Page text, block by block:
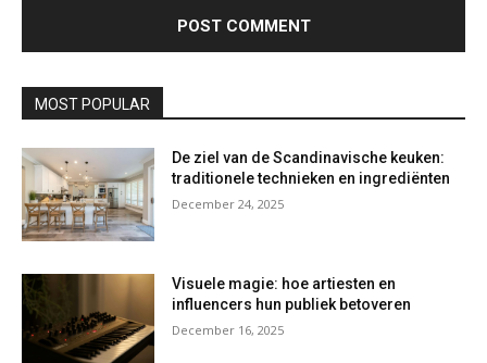
MOST POPULAR
De ziel van de Scandinavische keuken:
traditionele technieken en ingrediënten
December 24, 2025
Visuele magie: hoe artiesten en
influencers hun publiek betoveren
December 16, 2025